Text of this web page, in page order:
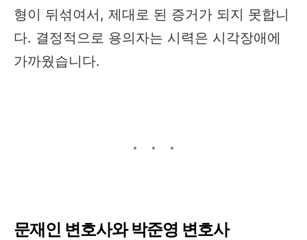
형이 뒤섞여서, 제대로 된 증거가 되지 못합니
다. 결정적으로 용의자는 시력은 시각장애에
가까웠습니다.
문재인 변호사와 박준영 변호사